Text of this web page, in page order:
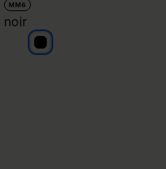
MM6
noir
noir